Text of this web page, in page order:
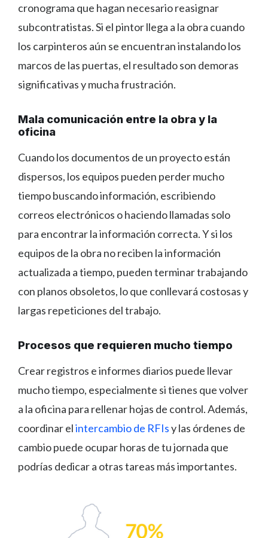
cronograma que hagan necesario reasignar
subcontratistas. Si el pintor llega a la obra cuando
los carpinteros aún se encuentran instalando los
marcos de las puertas, el resultado son demoras
significativas y mucha frustración.
Mala comunicación entre la obra y la
oficina
Cuando los documentos de un proyecto están
dispersos, los equipos pueden perder mucho
tiempo buscando información, escribiendo
correos electrónicos o haciendo llamadas solo
para encontrar la información correcta. Y si los
equipos de la obra no reciben la información
actualizada a tiempo, pueden terminar trabajando
con planos obsoletos, lo que conllevará costosas y
largas repeticiones del trabajo.
Procesos que requieren mucho tiempo
Crear registros e informes diarios puede llevar
mucho tiempo, especialmente si tienes que volver
a la oficina para rellenar hojas de control. Además,
coordinar elintercambio de RFIsy las órdenes de
cambio puede ocupar horas de tu jornada que
podrías dedicar a otras tareas más importantes.